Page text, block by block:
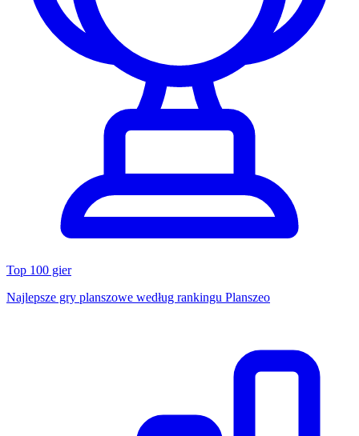
Top 100 gier
Najlepsze gry planszowe według rankingu Planszeo